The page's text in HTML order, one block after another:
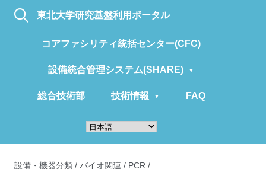
東北大学研究基盤利用ポータル
コアファシリティ統括センター(CFC)
設備統合管理システム(SHARE)
総合技術部 技術情報 FAQ
設備・機器分類 / バイオ関連 / PCR /